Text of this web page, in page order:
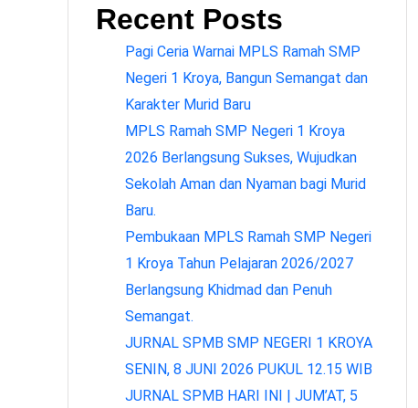
Recent Posts
Pagi Ceria Warnai MPLS Ramah SMP
Negeri 1 Kroya, Bangun Semangat dan
Karakter Murid Baru
MPLS Ramah SMP Negeri 1 Kroya
2026 Berlangsung Sukses, Wujudkan
Sekolah Aman dan Nyaman bagi Murid
Baru.
Pembukaan MPLS Ramah SMP Negeri
1 Kroya Tahun Pelajaran 2026/2027
Berlangsung Khidmad dan Penuh
Semangat.
JURNAL SPMB SMP NEGERI 1 KROYA
SENIN, 8 JUNI 2026 PUKUL 12.15 WIB
JURNAL SPMB HARI INI | JUM’AT, 5